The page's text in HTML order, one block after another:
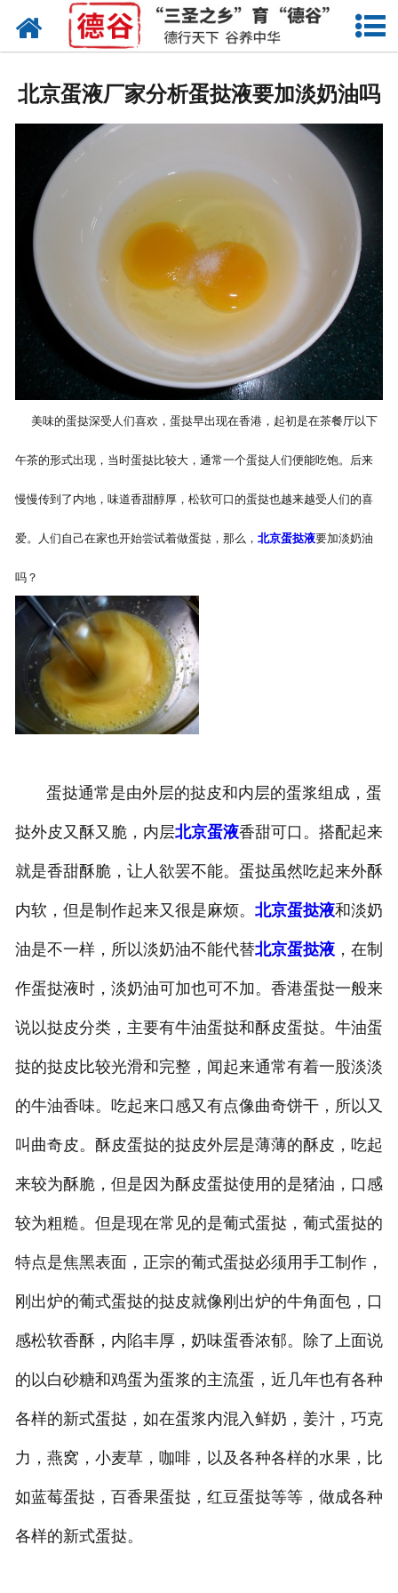
网站首页
产品中心
新闻中心
走进德谷
招商加盟
联系我们
北京蛋液厂家分析蛋挞液要加淡奶油吗
美味的蛋挞深受人们喜欢，蛋挞早出现在香港，起初是在茶餐厅以下
午茶的形式出现，当时蛋挞比较大，通常一个蛋挞人们便能吃饱。后来
慢慢传到了内地，味道香甜醇厚，松软可口的蛋挞也越来越受人们的喜
爱。人们自己在家也开始尝试着做蛋挞，那么， 北京蛋挞液要加淡奶油
吗？
蛋挞通常是由外层的挞皮和内层的蛋浆组成，蛋
挞外皮又酥又脆，内层北京蛋液香甜可口。搭配起来
就是香甜酥脆，让人欲罢不能。蛋挞虽然吃起来外酥
内软，但是制作起来又很是麻烦。 北京蛋挞液和淡奶
油是不一样，所以淡奶油不能代替北京蛋挞液，在制
作蛋挞液时，淡奶油可加也可不加。香港蛋挞一般来
说以挞皮分类，主要有牛油蛋挞和酥皮蛋挞。牛油蛋
挞的挞皮比较光滑和完整，闻起来通常有着一股淡淡
的牛油香味。吃起来口感又有点像曲奇饼干，所以又
叫曲奇皮。酥皮蛋挞的挞皮外层是薄薄的酥皮，吃起
来较为酥脆，但是因为酥皮蛋挞使用的是猪油，口感
较为粗糙。但是现在常见的是葡式蛋挞，葡式蛋挞的
特点是焦黑表面，正宗的葡式蛋挞必须用手工制作，
刚出炉的葡式蛋挞的挞皮就像刚出炉的牛角面包，口
感松软香酥，内陷丰厚，奶味蛋香浓郁。除了上面说
的以白砂糖和鸡蛋为蛋浆的主流蛋，近几年也有各种
各样的新式蛋挞，如在蛋浆内混入鲜奶，姜汁，巧克
力，燕窝，小麦草，咖啡，以及各种各样的水果，比
如蓝莓蛋挞，百香果蛋挞，红豆蛋挞等等，做成各种
各样的新式蛋挞。